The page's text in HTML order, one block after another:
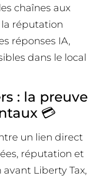
chaînes aux
réputation
réponses IA,
dans le local
: la preuve
💳
un lien direct
réputation et
Liberty Tax,